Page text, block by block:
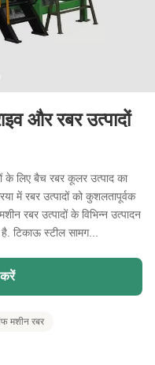
और रबर उत्पादों
के लिए बैच रबर कूलर उत्पाद का
में रबर उत्पादों को कुशलतापूर्वक
रबर उत्पादों के विभिन्न उत्पादन
टिकाऊ स्टील सामग...
मशीन रबर